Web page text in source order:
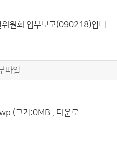
원회 업무보고(090218)입니
파일
(크기:0MB , 다운로